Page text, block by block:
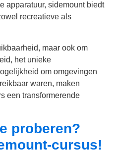
apparatuur, sidemount biedt
recreatieve als
maar ook om
het unieke
om omgevingen
waren, maken
een transformerende
proberen?
cursus!